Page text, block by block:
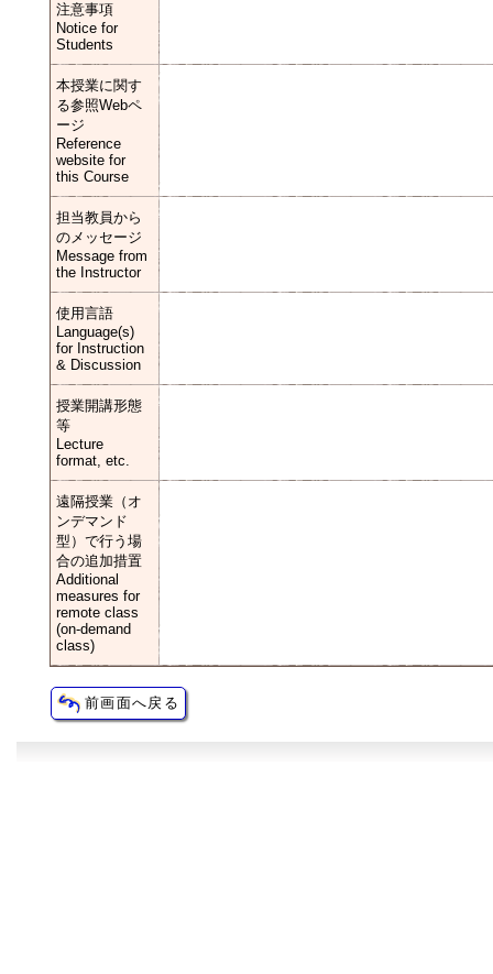
注意事項
Notice for
Students
本授業に関す
る参照Webペ
ージ
Reference
website for
this Course
担当教員から
のメッセージ
Message from
the Instructor
使用言語
Language(s)
for Instruction
& Discussion
授業開講形態
等
Lecture
format, etc.
遠隔授業（オ
ンデマンド
型）で行う場
合の追加措置
Additional
measures for
remote class
(on-demand
class)